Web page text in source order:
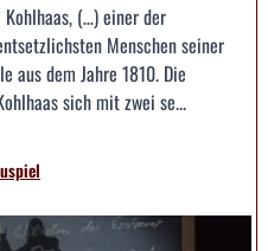
(…) einer der
Menschen seiner
aus dem Jahre 1810. Die
sich mit zwei se...